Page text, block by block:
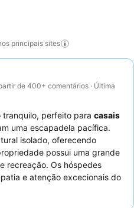
principais sites
de 400+ comentários · Última
tranquilo, perfeito para casais
uma escapadela pacífica.
isolado, oferecendo
possui uma grande
recreação. Os hóspedes
e atenção excecionais do
verdadeiramente